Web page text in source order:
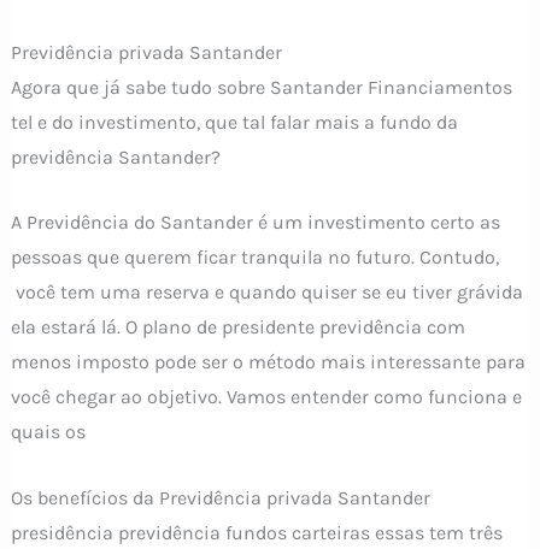
Previdência privada Santander
Agora que já sabe tudo sobre Santander Financiamentos
tel e do investimento, que tal falar mais a fundo da
previdência Santander?
A Previdência do Santander é um investimento certo as
pessoas que querem ficar tranquila no futuro. Contudo,
você tem uma reserva e quando quiser se eu tiver grávida
ela estará lá. O plano de presidente previdência com
menos imposto pode ser o método mais interessante para
você chegar ao objetivo. Vamos entender como funciona e
quais os
Os benefícios da Previdência privada Santander
presidência previdência fundos carteiras essas tem três